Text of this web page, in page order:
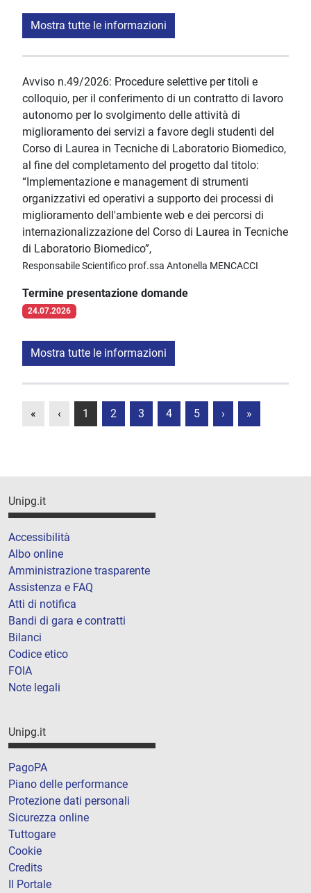
Mostra tutte le informazioni
Avviso n.49/2026: Procedure selettive per titoli e
colloquio, per il conferimento di un contratto di lavoro
autonomo per lo svolgimento delle attività di
miglioramento dei servizi a favore degli studenti del
Corso di Laurea in Tecniche di Laboratorio Biomedico,
al fine del completamento del progetto dal titolo:
“Implementazione e management di strumenti
organizzativi ed operativi a supporto dei processi di
miglioramento dell'ambiente web e dei percorsi di
internazionalizzazione del Corso di Laurea in Tecniche
di Laboratorio Biomedico”,
Responsabile Scientifico prof.ssa Antonella MENCACCI
Termine presentazione domande
24.07.2026
Mostra tutte le informazioni
« ‹ 1 2 3 4 5 › »
Unipg.it
Accessibilità
Albo online
Amministrazione trasparente
Assistenza e FAQ
Atti di notifica
Bandi di gara e contratti
Bilanci
Codice etico
FOIA
Note legali
Unipg.it
PagoPA
Piano delle performance
Protezione dati personali
Sicurezza online
Tuttogare
Cookie
Credits
Il Portale